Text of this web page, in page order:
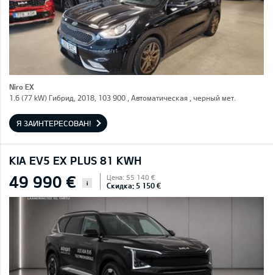
Niro EX
1.6 (77 kW) Гибрид, 2018, 103 900 , Автоматическая , черный мет.
Я ЗАИНТЕРЕСОВАН!
KIA EV5 EX PLUS 81 KWH
49 990 € i
Цена: 55 140 €
Скидка: 5 150 €